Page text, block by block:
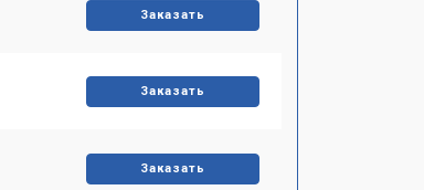
Заказать
Заказать
Заказать